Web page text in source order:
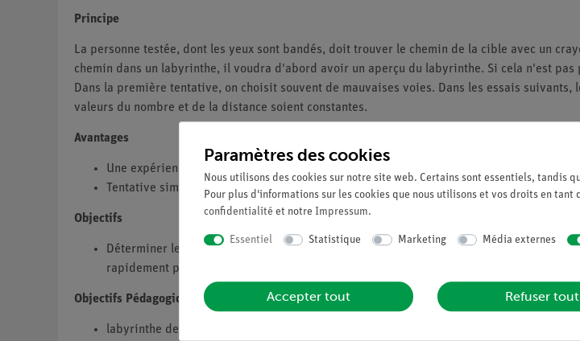
Principe
La personne testée, dont les yeux sont bandés, doit trouver le chemin de la cible avec un
chemin dans un labyrinthe, il voudra d'abord avoir un aperçu du labyrinthe. Si cela n'est
Dans la première tentative, on choisit souvent de mauvaises voies. Dans les essais
valeurs du nombre et de la distance soient constantes.
Avantages
Une expérience passionnante pour les élèves
Tentative simple mais efficace d'aborder la question de la mémoire à court et moyen
Objectifs
Déterminer les courbes d'apprentissage pour deux objectifs de test différents :
rapidement possible.
Objectifs Pédagogiques
labyrinthe de doigts
Paramètres des cookies
Nous utilisons des cookies sur notre site web. Certains sont essentiels, tandis
Pour plus d'informations sur les cookies que nous utilisons et vos droits en
confidentialité et notre Impressum.
Essentiel Statistique Marketing Média externes
Accepter tout Refuser tout